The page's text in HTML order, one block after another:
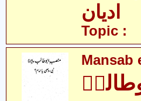
ادیان
Topic :
Mansab